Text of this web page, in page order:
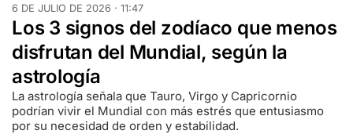
6 DE JULIO DE 2026 · 11:47
Los 3 signos del zodíaco que menos
disfrutan del Mundial, según la
astrología
La astrología señala que Tauro, Virgo y Capricornio
podrían vivir el Mundial con más estrés que entusiasmo
por su necesidad de orden y estabilidad.